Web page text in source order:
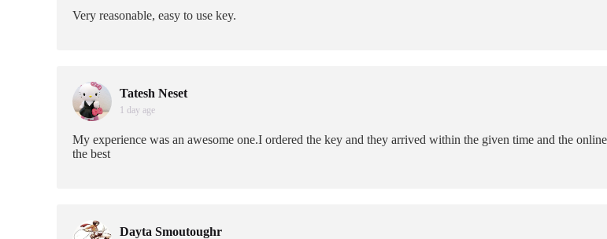
Very reasonable, easy to use key.
Tatesh Neset
1 day age
My experience was an awesome one.I ordered the key and they arrived within the given time and the
the best
Dayta Smoutoughr